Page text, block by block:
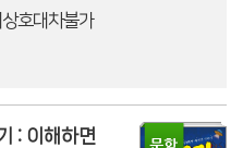
호대차불가
: 이해하면